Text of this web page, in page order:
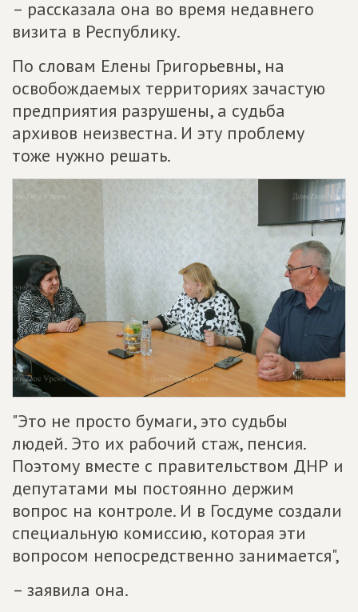
– рассказала она во время недавнего
визита в Республику.
По словам Елены Григорьевны, на
освобождаемых территориях зачастую
предприятия разрушены, а судьба
архивов неизвестна. И эту проблему
тоже нужно решать.
"Это не просто бумаги, это судьбы
людей. Это их рабочий стаж, пенсия.
Поэтому вместе с правительством ДНР и
депутатами мы постоянно держим
вопрос на контроле. И в Госдуме создали
специальную комиссию, которая эти
вопросом непосредственно занимается",
– заявила она.